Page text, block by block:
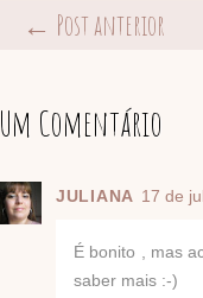
← Post anterior
Um Comentário
JULIANA 17 de
É bonito , mas
saber mais :-)